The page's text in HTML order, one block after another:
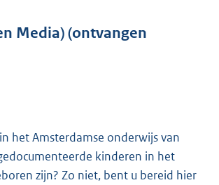
Media) (ontvangen
het Amsterdamse onderwijs van
kinderen in het
zijn? Zo niet, bent u bereid hier